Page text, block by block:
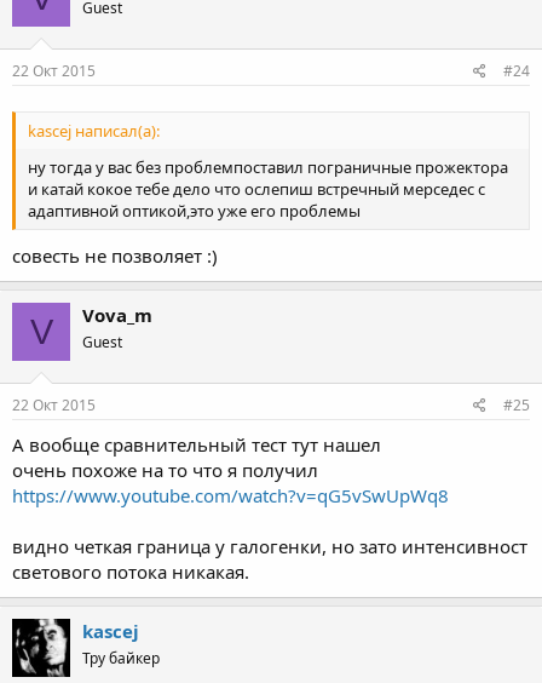
Guest
22 Окт 2015 #24
kascej написал(а):
ну тогда у вас без проблемпоставил пограничные прожектора
и катай кокое тебе дело что ослепиш встречный мерседес с
адаптивной оптикой,это уже его проблемы
совесть не позволяет :)
V Vova_m
Guest
22 Окт 2015 #25
А вообще сравнительный тест тут нашел
очень похоже на то что я получил
https://www.youtube.com/watch?v=qG5vSwUpWq8
видно четкая граница у галогенки, но зато интенсивност
светового потока никакая.
kascej
Тру байкер